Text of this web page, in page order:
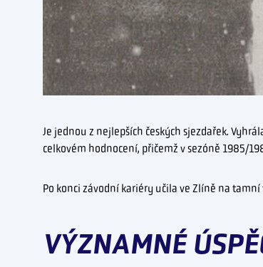
Je jednou z nejlepších českých sjezdařek.
celkovém hodnocení, přičemž v sezóně 1985/
Po konci závodní kariéry učila ve Zlíně na
VÝZNAMNÉ